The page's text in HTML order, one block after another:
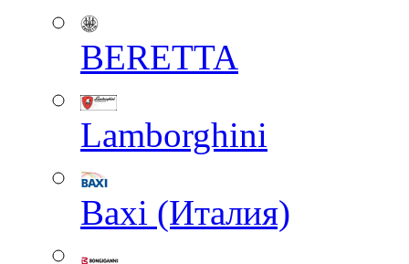
BERETTA
Lamborghini
Baxi (Италия)